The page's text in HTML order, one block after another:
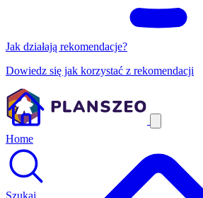
Jak działają rekomendacje?
Dowiedz się jak korzystać z rekomendacji
Home
Szukaj